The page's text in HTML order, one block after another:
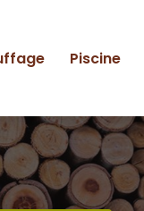
Piscine